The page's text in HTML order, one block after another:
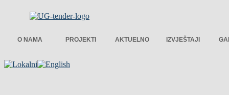
O NAMA PROJEKTI AKTUELNO IZVJEŠTAJI